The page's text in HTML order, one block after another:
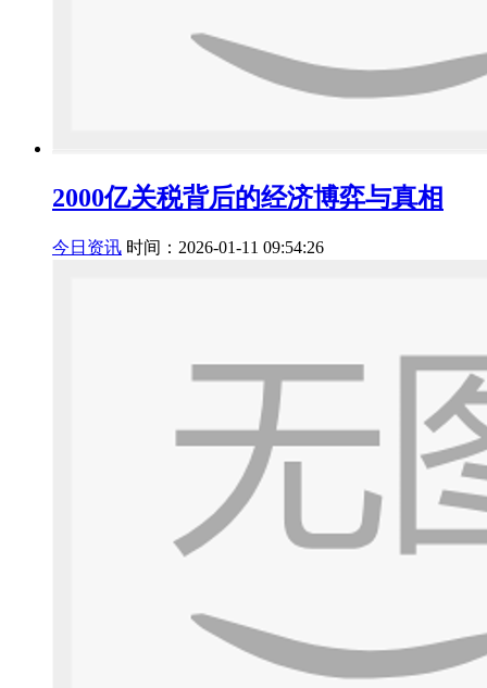
2000亿关税背后的经济博弈与真相
今日资讯 时间：2026-01-11 09:54:26